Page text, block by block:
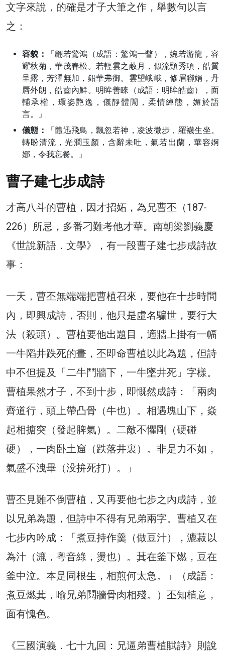
文字來說，的確是才子大筆之作，舉數句以言
之：
容貌：
「翩若驚鴻（成語：驚鴻一瞥），婉若游龍，容
耀秋菊，華茂春松。若輕雲之蔽月，似流頸秀項，皓質
呈露，芳澤無加，鉛華弗御。雲望峨峨，修眉聯娟，丹
唇外朗，皓齒內鮮。明眸善睞（成語：明眸皓齒），面
輔承權，環姿艷逸，儀靜體閒，柔情綽態，媚於語
言。」
儀態：
「體迅飛鳥，飄忽若神，凌波微步，羅襪生坐。
轉盼清流，光潤玉顏，含辭未吐，氣若出蘭，華容婀
娜，令我忘餐。」
曹子建七步成詩
才高八斗的曹植，因才招妬，為兄曹丕（187-
226）所忌，多番刁難考他才華。南朝梁劉義慶
《世說新語．文學》，有一段曹子建七步成詩故
事：
一天，曹丕無端端把曹植召來，要他在十步時間
內，即興成詩，否則，他只是虛名騙世，要行大
法（殺頭）。曹植要他出題目，適牆上掛有一幅
一牛䧟井跌死的畫，丕即命曹植以此為題，但詩
中不但提及「二牛鬥牆下，一牛墜井死」字樣。
曹植果然才子，不到十步，即慨然成詩：「兩肉
齊道行，頭上帶凸骨（牛也）。相遇塊山下，焱
起相搪突（發起脾氣）。二敵不懼剛（硬碰
硬），一肉卧土窟（跌落井裏）。非是力不如，
氣盛不洩畢（没拚死打）。」
曹丕見難不倒曹植，又再要他七步之內成詩，並
以兄弟為題，但詩中不得有兄弟兩字。曹植又在
七步內吟成：「煮豆持作羹（做豆汁），漉菽以
為汁（漉，粵音綠，燙也）。萁在釜下燃，豆在
釜中泣。本是同根生，相煎何太急。」（成語：
煮豆燃萁，喻兄弟鬩牆骨肉相殘。）丕知植意，
面有愧色。
《三國演義．七十九回：兄逼弟曹植賦詩》則說